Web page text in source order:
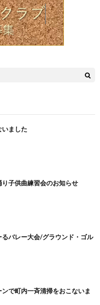
いました
子供曲練習会のお知らせ
バレー大会/グラウンド・ゴル
で町内一斉清掃をおこないま